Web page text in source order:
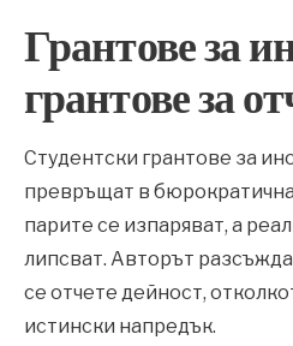
Грантове за
грантове за
Студентски грантове за
превръщат в
парите се изпаряват, а
липсват. Авторът
се отчете дейност,
истински напредък.